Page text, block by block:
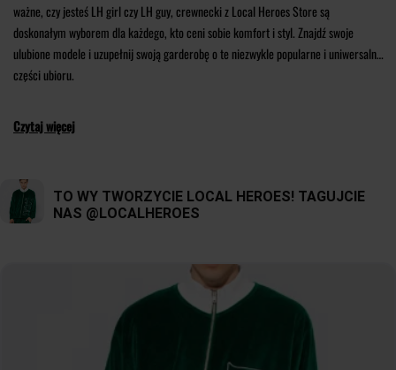
ważne, czy jesteś LH girl czy LH guy, crewnecki z Local Heroes Store są
doskonałym wyborem dla każdego, kto ceni sobie komfort i styl. Znajdź swoje
ulubione modele i uzupełnij swoją garderobę o te niezwykle popularne i uniwersalne
części ubioru.
Czytaj więcej